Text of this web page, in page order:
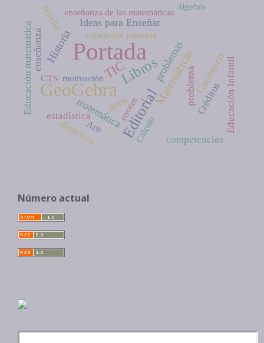
Portada
GeoGebraEditorial
Libros
TIC Matemáticas
Historia
matemática
problemaGeometría
Ideas para Enseñar
problemas
estadística
reseña
Créditos
Educación matemática Educación Infantil
didáctica
enseñanza
competencias
enseñanza de las matemáticas
educación primaria
motivación
álgebra
errores
firma
Arte Cálculo
CTS
Número actual